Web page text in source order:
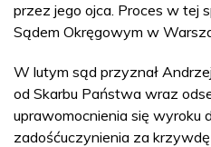
przez jego ojca. Proces w tej
Sądem Okręgowym w
W lutym sąd przyznał
od Skarbu Państwa wraz
uprawomocnienia się wyroku
zadośćuczynienia za